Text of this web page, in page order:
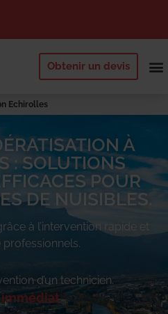
Obtenir un devis
Echirolles
À
: SOLUTIONS
POUR
DE NUISIBLES.
à l’intervention rapide et
professionnels.
d’un technicien.
immédiat